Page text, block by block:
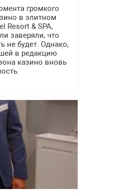
громкого
в элитном
Resort & SPA,
заверяли, что
не будет. Однако,
в редакцию
казино вновь